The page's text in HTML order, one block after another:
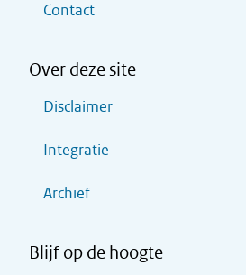
Contact
Over deze site
Disclaimer
Integratie
Archief
Blijf op de hoogte